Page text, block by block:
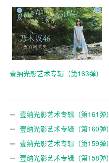
壹纳光影艺术专辑（第163弹）
壹纳光影艺术专辑（第161弹）
壹纳光影艺术专辑（第160弹）
壹纳光影艺术专辑（第159弹）
壹纳光影艺术专辑（第158弹）